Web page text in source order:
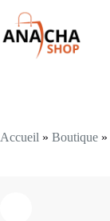
Accueil » Boutique »